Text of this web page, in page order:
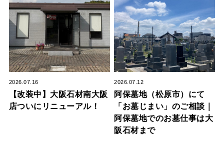
2026.07.16
【改装中】大阪石材南大阪
店ついにリニューアル！
2026.07.12
阿保墓地（松原市）にて
「お墓じまい」のご相談｜
阿保墓地でのお墓仕事は大
阪石材まで